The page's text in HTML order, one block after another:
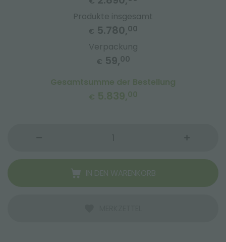
Produkte insgesamt
€ 5.780,00
Verpackung
€ 59,00
Gesamtsumme der Bestellung
€ 5.839,00
IN DEN WARENKORB